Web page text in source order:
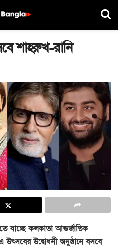
শাহরুখ-রানি
যাচ্ছে কলকাতা আন্তর্জাতিক
উৎসবের উদ্বোধনী অনুষ্ঠানে বসবে